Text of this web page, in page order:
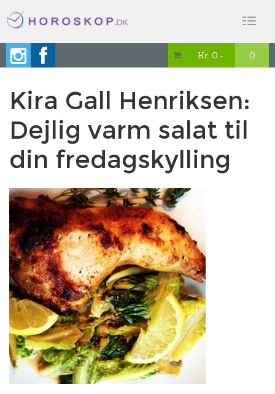
 Kr. 0,- 0
Kira Gall Henriksen:
Dejlig varm salat til
din fredagskylling